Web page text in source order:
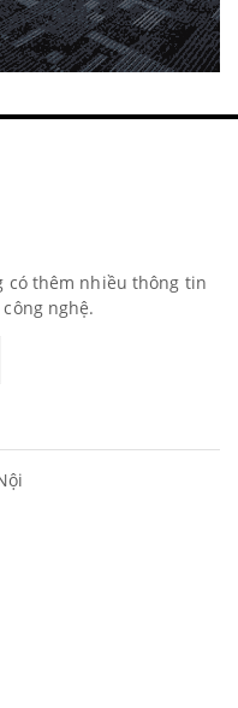
có thêm nhiều thông tin
nghệ.